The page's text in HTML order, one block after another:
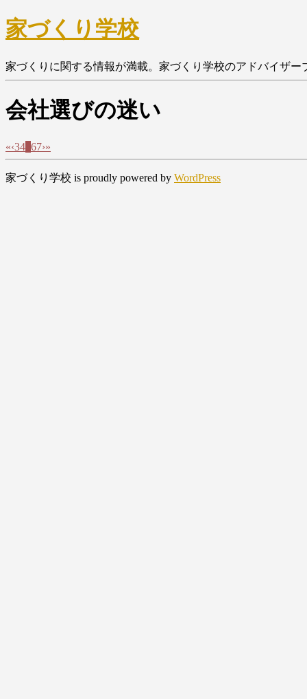
家づくり学校
家づくりに関する情報が満載。家づくり学校のアドバイザー
会社選びの迷い
«‹34 67›»
家づくり学校 is proudly powered by WordPress